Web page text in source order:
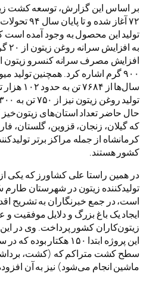
بر اساس این گزارش، توسعه کشت
۷۲ آغاز شده
تولید این محصول به وجود آمده است
۹۰۰ گرم اشاره کرد. همچنین تولید
سال‌ها از
که گیلان، زنجان، قزوین، گلستان،
کرمانشاه از جمله مراکز برتر
کشور هستند.
در همین راستا علی کشاورز که یکی از
تولیدکننده زیتون در شهرستان
است، در جمع خبرنگاران به تشریح
ایجاد یک باغ بزرگ و دلایل موفقیت
زیتون‌کاران کشور پرداخت. وی در
سطح کشت متراکم که (کشت،
ماشین انجام می‌شود) نیز به آن